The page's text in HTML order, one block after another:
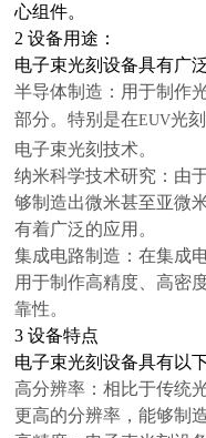
心组件。
2设备用途：
电子束光刻设备具有广
半导体制造：用于制作
部分。特别是在EUV光
电子束光刻技术。
纳米科学技术研究：由
够制造出微米甚至亚微
有着广泛的应用。
集成电路制造：在集成
用于制作高精度、高密
靠性。
3设备特点
电子束光刻设备具有以
高分辨率：相比于传统
更高的分辨率，能够制